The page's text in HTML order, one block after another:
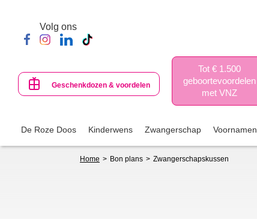
content
Volg ons
Geschenkdozen & voordelen
Tot € 1.500
geboortevoordelen
met VNZ
De Roze Doos Kinderwens Zwangerschap Voornamen
Home Bon plans Zwangerschapskussen